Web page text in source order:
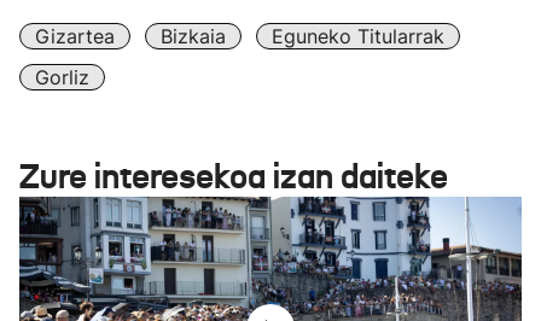
Gizartea Bizkaia
Eguneko Titularrak
Gorliz
Zure interesekoa izan daiteke